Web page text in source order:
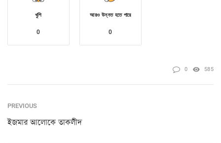
খুশি
0
আরও উন্নত হতে পারে
0
0 585
PREVIOUS
ইজমার আলোকে তাকলীদ